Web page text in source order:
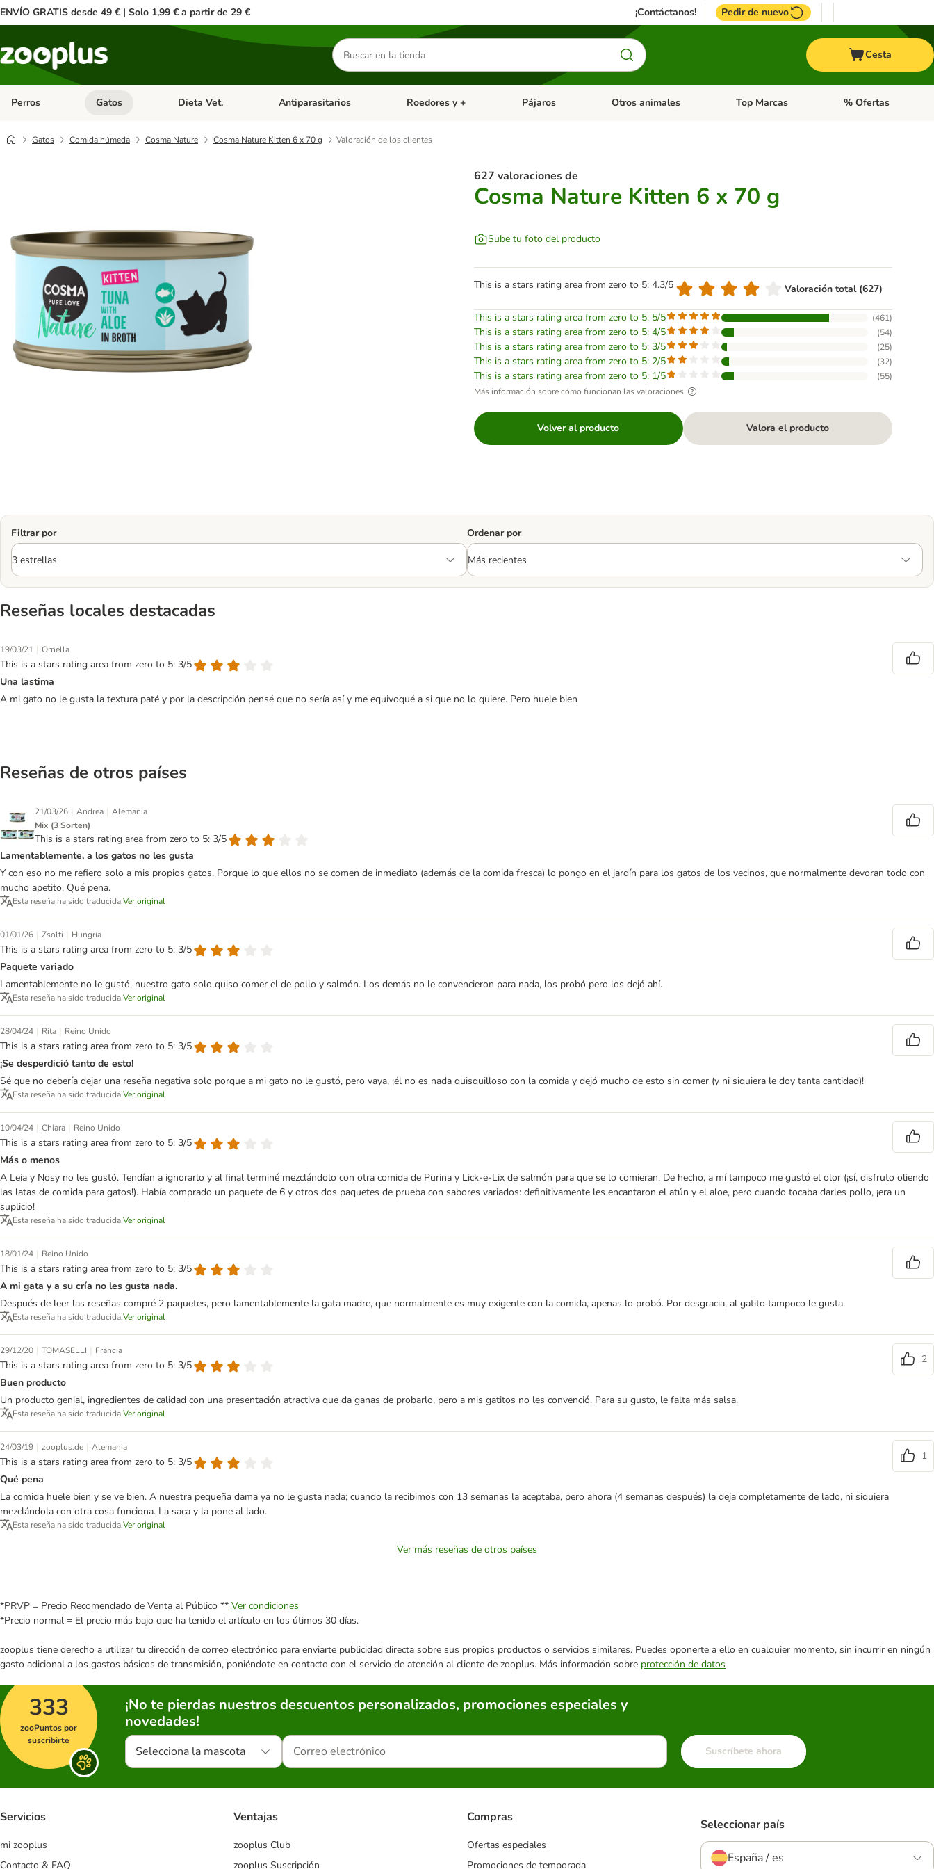
ENVÍO GRATIS desde 49 € | Solo 1,99 € a partir de 29 € ¡Contáctanos! Pedir de nuevo
Buscar
productos
Cesta
Perros Menú de categoria abierto: Perros
Gatos Menú de categoria abierto: Gatos
Dieta Vet. Menú de categoria abierto: Dieta Vet.
Antiparasitarios Menú de categoria abierto: Antiparasitarios
Roedores y + Menú de categoria abierto: Roedores y +
Pájaros Menú de categoria abierto: Pájaros
Otros animales Menú de categoria abierto: Otros animales
Top Marcas Menú de categoria
% Ofertas
Gatos Comida húmeda Cosma Nature Cosma Nature Kitten 6 x 70 g Valoración de los clientes
627 valoraciones de
Cosma Nature Kitten 6 x 70 g
Sube tu foto del producto
This is a stars rating area from zero to 5: 4.3/5 Valoración total (627)
This is a stars rating area from zero to 5: 5/5 (461)
This is a stars rating area from zero to 5: 4/5 (54)
This is a stars rating area from zero to 5: 3/5 (25)
This is a stars rating area from zero to 5: 2/5 (32)
This is a stars rating area from zero to 5: 1/5 (55)
Más información sobre cómo funcionan las valoraciones
Volver al producto Valora el producto
Filtrar por Ordenar por
Reseñas locales destacadas
19/03/21 | Ornella
This is a stars rating area from zero to 5: 3/5
Una lastima
A mi gato no le gusta la textura paté y por la descripción pensé que no sería así y me equivoqué a si que no lo quiere. Pero huele bien
Reseñas de otros países
21/03/26 | Andrea | Alemania
Mix (3 Sorten)
This is a stars rating area from zero to 5: 3/5
Lamentablemente, a los gatos no les gusta
Y con eso no me refiero solo a mis propios gatos. Porque lo que ellos no se comen de inmediato (además de la comida fresca) lo pongo en el jardín para los gatos de los vecinos, que normalmente devoran todo con
mucho apetito. Qué pena.
Esta reseña ha sido traducida.Ver original
01/01/26 | Zsolti | Hungría
This is a stars rating area from zero to 5: 3/5
Paquete variado
Lamentablemente no le gustó, nuestro gato solo quiso comer el de pollo y salmón. Los demás no le convencieron para nada, los probó pero los dejó ahí.
Esta reseña ha sido traducida.Ver original
28/04/24 | Rita | Reino Unido
This is a stars rating area from zero to 5: 3/5
¡Se desperdició tanto de esto!
Sé que no debería dejar una reseña negativa solo porque a mi gato no le gustó, pero vaya, ¡él no es nada quisquilloso con la comida y dejó mucho de esto sin comer (y ni siquiera le doy tanta cantidad)!
Esta reseña ha sido traducida.Ver original
10/04/24 | Chiara | Reino Unido
This is a stars rating area from zero to 5: 3/5
Más o menos
A Leia y Nosy no les gustó. Tendían a ignorarlo y al final terminé mezclándolo con otra comida de Purina y Lick-e-Lix de salmón para que se lo comieran. De hecho, a mí tampoco me gustó el olor (¡sí, disfruto oliendo
las latas de comida para gatos!). Había comprado un paquete de 6 y otros dos paquetes de prueba con sabores variados: definitivamente les encantaron el atún y el aloe, pero cuando tocaba darles pollo, ¡era un
suplicio!
Esta reseña ha sido traducida.Ver original
18/01/24 | Reino Unido
This is a stars rating area from zero to 5: 3/5
A mi gata y a su cría no les gusta nada.
Después de leer las reseñas compré 2 paquetes, pero lamentablemente la gata madre, que normalmente es muy exigente con la comida, apenas lo probó. Por desgracia, al gatito tampoco le gusta.
Esta reseña ha sido traducida.Ver original
29/12/20 | TOMASELLI | Francia
This is a stars rating area from zero to 5: 3/5
2
Buen producto
Un producto genial, ingredientes de calidad con una presentación atractiva que da ganas de probarlo, pero a mis gatitos no les convenció. Para su gusto, le falta más salsa.
Esta reseña ha sido traducida.Ver original
24/03/19 | zooplus.de | Alemania
This is a stars rating area from zero to 5: 3/5
1
Qué pena
La comida huele bien y se ve bien. A nuestra pequeña dama ya no le gusta nada; cuando la recibimos con 13 semanas la aceptaba, pero ahora (4 semanas después) la deja completamente de lado, ni siquiera
mezclándola con otra cosa funciona. La saca y la pone al lado.
Esta reseña ha sido traducida.Ver original
Ver más reseñas de otros países
*PRVP = Precio Recomendado de Venta al Público ** Ver condiciones
*Precio normal = El precio más bajo que ha tenido el artículo en los útimos 30 días.
zooplus tiene derecho a utilizar tu dirección de correo electrónico para enviarte publicidad directa sobre sus propios productos o servicios similares. Puedes oponerte a ello en cualquier momento, sin incurrir en ningún
gasto adicional a los gastos básicos de transmisión, poniéndote en contacto con el servicio de atención al cliente de zooplus. Más información sobre protección de datos
333
zooPuntos por
suscribirte
¡No te pierdas nuestros descuentos personalizados, promociones especiales y
novedades!
Selecciona la mascota Suscríbete ahora
Servicios
mi zooplus
Contacto & FAQ
Ventajas
zooplus Club
zooplus Suscripción
Compras
Ofertas especiales
Promociones de temporada
Seleccionar país
España / es